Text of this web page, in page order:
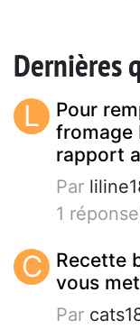
Dernières
L
Pour
fromage
rapport
Par
1
C
Recette
vous
Par